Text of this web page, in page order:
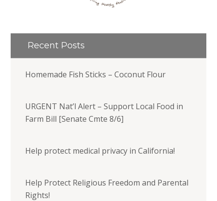
Recent Posts
Homemade Fish Sticks – Coconut Flour
URGENT Nat’l Alert – Support Local Food in
Farm Bill [Senate Cmte 8/6]
Help protect medical privacy in California!
Help Protect Religious Freedom and Parental
Rights!